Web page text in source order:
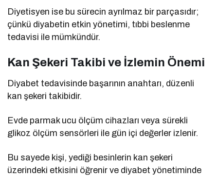
Diyetisyen ise bu sürecin ayrılmaz bir parçasıdır;
çünkü diyabetin etkin yönetimi, tıbbi beslenme
tedavisi ile mümkündür.
Kan Şekeri Takibi ve İzlemin Önemi
Diyabet tedavisinde başarının anahtarı, düzenli
kan şekeri takibidir.
Evde parmak ucu ölçüm cihazları veya sürekli
glikoz ölçüm sensörleri ile gün içi değerler izlenir.
Bu sayede kişi, yediği besinlerin kan şekeri
üzerindeki etkisini öğrenir ve diyabet yönetiminde